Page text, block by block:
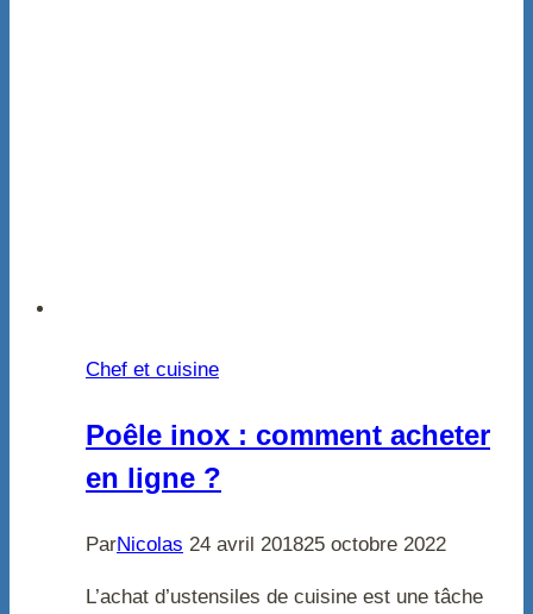
Chef et cuisine
Poêle inox : comment acheter
en ligne ?
ParNicolas 24 avril 201825 octobre 2022
L’achat d’ustensiles de cuisine est une tâche